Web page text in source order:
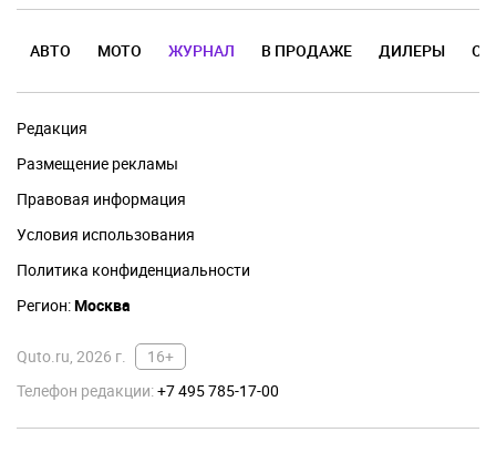
АВТО МОТО ЖУРНАЛ В ПРОДАЖЕ ДИЛЕРЫ
Редакция
Размещение рекламы
Правовая информация
Условия использования
Политика конфиденциальности
Регион:Москва
Quto.ru, 2026 г.
16+
Телефон редакции:+7 495 785-17-00